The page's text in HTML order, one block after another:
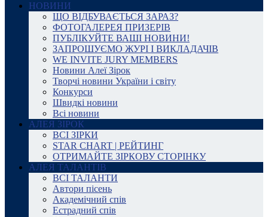
НОВИНИ
ЩО ВІДБУВАЄТЬСЯ ЗАРАЗ?
ФОТОГАЛЕРЕЯ ПРИЗЕРІВ
ПУБЛІКУЙТЕ ВАШІ НОВИНИ!
ЗАПРОШУЄМО ЖУРІ І ВИКЛАДАЧІВ
WE INVITE JURY MEMBERS
Новини Алеї Зірок
Творчі новини України і світу
Конкурси
Швидкі новини
Всі новини
АЛЕЯ ЗІРОК
ВСІ ЗІРКИ
STAR CHART | РЕЙТИНГ
ОТРИМАЙТЕ ЗІРКОВУ СТОРІНКУ
АЛЕЯ ТАЛАНТІВ
ВСІ ТАЛАНТИ
Автори пісень
Академічний спів
Естрадний спів